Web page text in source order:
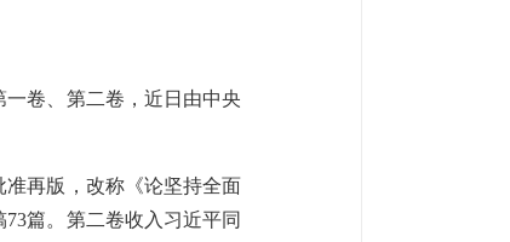
卷、第二卷，近日由中央
准再版，改称《论坚持全面
篇。第二卷收入习近平同